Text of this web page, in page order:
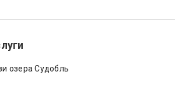
озера Судобль